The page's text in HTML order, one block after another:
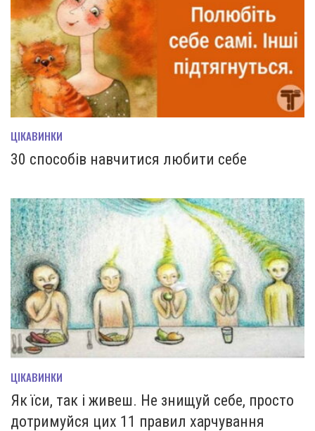
ЦІКАВИНКИ
30 способів навчитися любити себе
ЦІКАВИНКИ
Як їси, так і живеш. Не знищуй себе, просто
дотримуйся цих 11 правил харчування